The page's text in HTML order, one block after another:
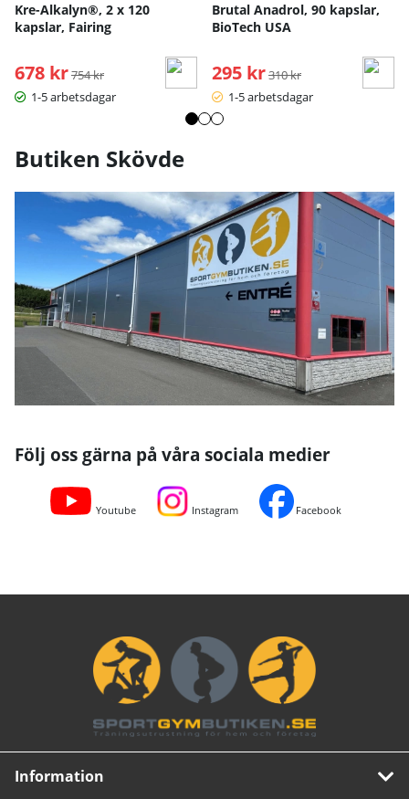
Kre-Alkalyn®, 2 x 120
kapslar, Fairing
678 krOrdinarie pris:
754 kr
1-5 arbetsdagar
Brutal Anadrol, 90 kapslar,
BioTech USA
295 kr Ordinarie pris:
310 kr
1-5 arbetsdagar
Butiken Skövde
Följ oss gärna på våra sociala medier
Youtube Instagram Facebook
Information